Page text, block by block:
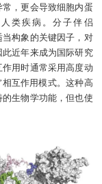
，更会导致细胞内蛋
类疾病。分子伴侣
当构象的关键因子，对
近年来成为国际研究
用时通常采用高度动
相互作用模式。这种高
生物学功能，但也使